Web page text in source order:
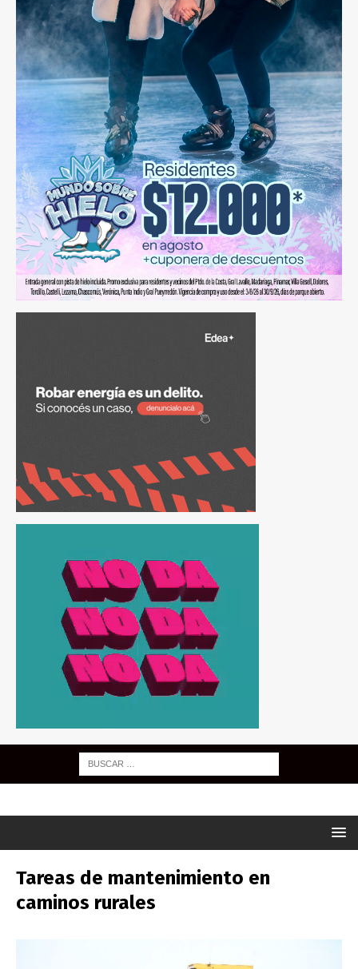
Tareas de mantenimiento en
caminos rurales